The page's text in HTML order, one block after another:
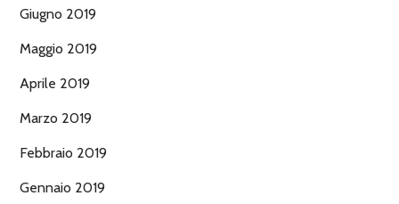
Giugno 2019
Maggio 2019
Aprile 2019
Marzo 2019
Febbraio 2019
Gennaio 2019